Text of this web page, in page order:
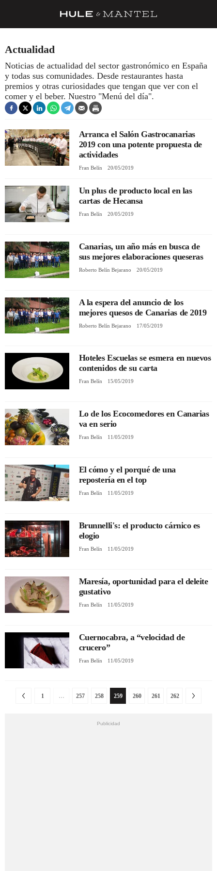
DESPENSA
BARRAS Y ESTRELLAS
DÓNDE COMER
ÍDOLOS DE MESAS
CUADERNO DE VIAJE
MENÚ DEL DÍA
A CUCHILLO
REGISTRO
Actualidad
Noticias de actualidad del sector gastronómico en España
y todas sus comunidades. Desde restaurantes hasta
premios y otras curiosidades que tengan que ver con el
comer y el beber. Nuestro "Menú del día".
Arranca el Salón Gastrocanarias
2019 con una potente propuesta de
actividades
Fran Belín 20/05/2019
Un plus de producto local en las
cartas de Hecansa
Fran Belín 20/05/2019
Canarias, un año más en busca de
sus mejores elaboraciones queseras
Roberto Belín Bejarano 20/05/2019
A la espera del anuncio de los
mejores quesos de Canarias de 2019
Roberto Belín Bejarano 17/05/2019
Hoteles Escuelas se esmera en nuevos
contenidos de su carta
Fran Belín 15/05/2019
Lo de los Ecocomedores en Canarias
va en serio
Fran Belín 11/05/2019
El cómo y el porqué de una
repostería en el top
Fran Belín 11/05/2019
Brunnelli's: el producto cárnico es
elogio
Fran Belín 11/05/2019
Maresía, oportunidad para el deleite
gustativo
Fran Belín 11/05/2019
Cuernocabra, a “velocidad de
crucero”
Fran Belín 11/05/2019
1 … 257 258 259 260 261 262